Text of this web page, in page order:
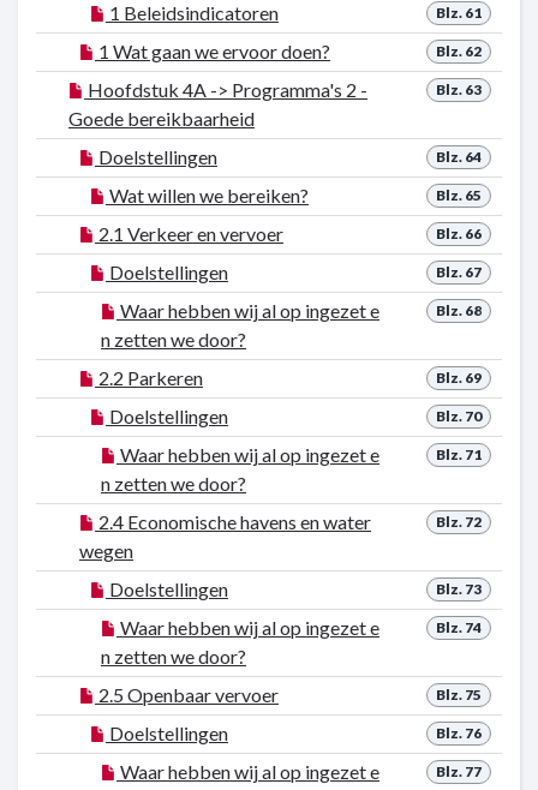
Blz. 61
1 Beleidsindicatoren
Blz. 62
1 Wat gaan we ervoor doen?
Blz. 63
Hoofdstuk 4A -> Programma's 2 -
Goede bereikbaarheid
Blz. 64
Doelstellingen
Blz. 65
Wat willen we bereiken?
Blz. 66
2.1 Verkeer en vervoer
Blz. 67
Doelstellingen
Blz. 68
Waar hebben wij al op ingezet e
n zetten we door?
Blz. 69
2.2 Parkeren
Blz. 70
Doelstellingen
Blz. 71
Waar hebben wij al op ingezet e
n zetten we door?
Blz. 72
2.4 Economische havens en water
wegen
Blz. 73
Doelstellingen
Blz. 74
Waar hebben wij al op ingezet e
n zetten we door?
Blz. 75
2.5 Openbaar vervoer
Blz. 76
Doelstellingen
Blz. 77
Waar hebben wij al op ingezet e